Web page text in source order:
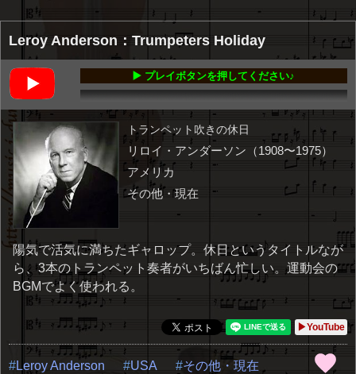
Leroy Anderson：Trumpeters Holiday
▶️ プレイボタンを押してください♪
トランペット吹きの休日
リロイ・アンダーソン（1908〜1975）
アメリカ
その他・現在
陽気で活気に満ちたギャロップ。休日というタイトルなが
ら、3本のトランペット奏者がいちばん忙しい。運動会の
BGMでよく使われる。
▶YouTube
Leroy Anderson USA その他・現在